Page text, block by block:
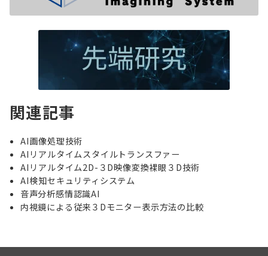
関連記事
AI画像処理技術
AIリアルタイムスタイルトランスファー
AIリアルタイム2D-３D映像変換裸眼３D技術
AI検知セキュリティシステム
音声分析感情認識AI
内視鏡による従来３Dモニター表示方法の比較